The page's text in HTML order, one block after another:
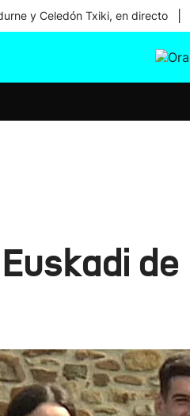
y Celedón Txiki, en directo